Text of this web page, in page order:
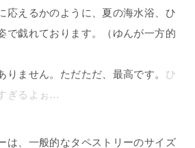
応えるかのように、夏の海水浴、ひ
で戯れております。（ゆんが一方的
りません。ただただ、最高です。 ひ
ぎるよぉ…
は、一般的なタペストリーのサイズ